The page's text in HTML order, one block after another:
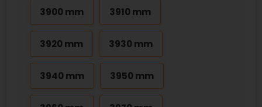
3900 mm 3910 mm
3920 mm 3930 mm
3940 mm 3950 mm